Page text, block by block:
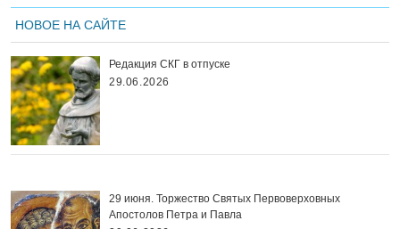
НОВОЕ НА САЙТЕ
Редакция СКГ в отпуске
29.06.2026
29 июня. Торжество Святых Первоверховных
Апостолов Петра и Павла